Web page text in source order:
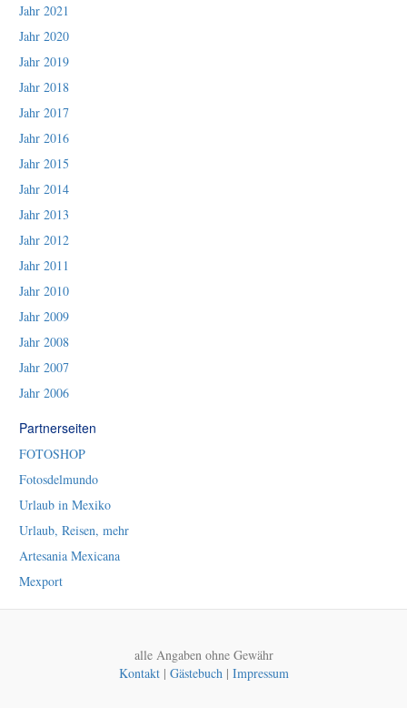
Jahr 2021
Jahr 2020
Jahr 2019
Jahr 2018
Jahr 2017
Jahr 2016
Jahr 2015
Jahr 2014
Jahr 2013
Jahr 2012
Jahr 2011
Jahr 2010
Jahr 2009
Jahr 2008
Jahr 2007
Jahr 2006
Partnerseiten
FOTOSHOP
Fotosdelmundo
Urlaub in Mexiko
Urlaub, Reisen, mehr
Artesania Mexicana
Mexport
alle Angaben ohne Gewähr
Kontakt| Gästebuch | Impressum